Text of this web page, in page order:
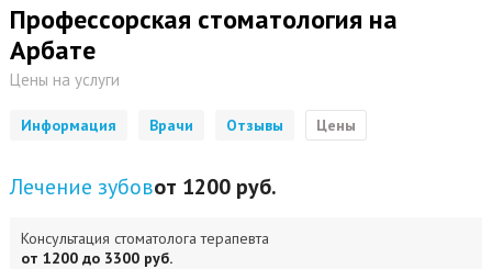
Профессорская стоматология на
Арбате
Цены на услуги
Информация Врачи Отзывы Цены
Лечение зубовот 1200 руб.
Консультация стоматолога терапевта
от 1200 до 3300 руб.